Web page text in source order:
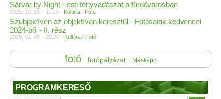
Sárvár by Night - esti fényvadászat a fürdővárosban
2025. 10. 18. - 11:25 - Kultúra / Fotó
Szubjektíven az objektíven keresztül - Fotósaink kedvencei
2024-ből - II. rész
2025. 01. 08. - 20:20 - Kultúra / Fotó
fotó fotópályázat Másképp
PROGRAMKERESŐ